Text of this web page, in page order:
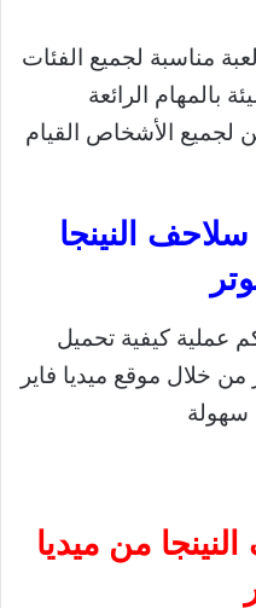
مناسبة لجميع الفئات
بالمهام الرائعة
لجميع الأشخاص القيام
النينجا
عملية كيفية تحميل
من خلال موقع ميديا فاير
سهولة
من ميديا